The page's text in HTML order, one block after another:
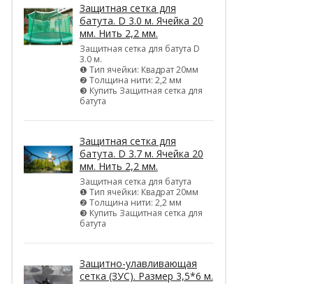
Защитная сетка для
батута. D 3.0 м. Ячейка 20
мм. Нить 2,2 мм.
Защитная сетка для батута D
3.0 м.
❶ Тип ячейки: Квадрат 20мм
❷ Толщина нити: 2,2 мм
❸ Купить Защитная сетка для
батута
Защитная сетка для
батута. D 3.7 м. Ячейка 20
мм. Нить 2,2 мм.
Защитная сетка для батута
❶ Тип ячейки: Квадрат 20мм
❷ Толщина нити: 2,2 мм
❸ Купить Защитная сетка для
батута
Защитно-улавливающая
сетка (ЗУС). Размер 3,5*6 м.